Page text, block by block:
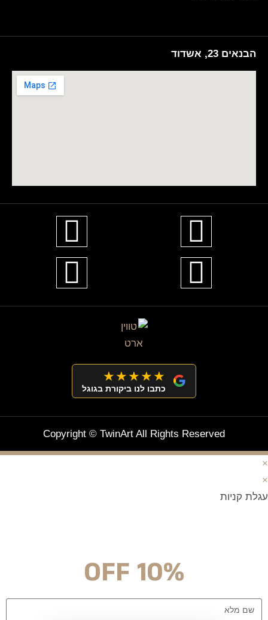
הבנאים 23, אשדוד
★★★★★
כתבו לנו ביקורת בגוגל
Copyright © TwinArt All Rights Reserved
×
×
עגלת קניות
10% OFF